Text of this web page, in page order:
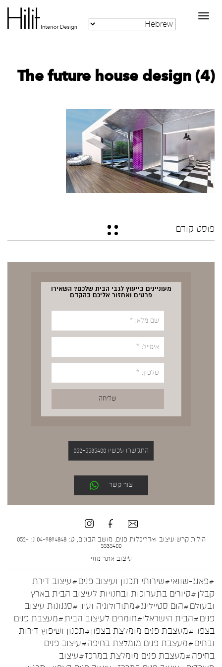
Toggle
navigation
The future house design (4)
פוסט קודם
מעוניינים בייעוץ לגבי הבית שלכם? השאירו
פרטים ואחזור אליכם בהקדם
התקשרו עכשיו 052-5535400
צור קשר
הילית קרש עיצוב ואדריכלות פנים, מושב הבונים, ט: 04-9894848 נ: 052-
5535400
עיצוב אתר מוזי
#פאנג-שוואי#שירותי תכנון ועיצוב פנים#עיצוב דירת
קבלן #סיורים בתערוכות ובחנויות לעיצוב הבית בארץ
ובעולם#הום סטיילינג#מתודולוגיה ועיון #סגנונות עיצוב
פנים#הבית הישראלי#חומרים לעיצוב הבית#מעצבת פנים
בצפון #מעצבת פנים מומלצת בצפון#תכנון ושיפוץ דירות
ובתים#מעצבת פנים מומלצת בחיפה#עיצוב פנים
בחיפה#מעצבת פנים מומלצת במרכז#עיצוב